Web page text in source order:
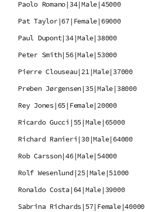
Paolo Romano|34|Male|45000
Pat Taylor|67|Female|69000
Paul Dupont|34|Male|38000
Peter Smith|56|Male|53000
Pierre Clouseau|21|Male|37000
Preben Jørgensen|35|Male|38000
Rey Jones|65|Female|20000
Ricardo Gucci|55|Male|65000
Richard Ranieri|30|Male|64000
Rob Carsson|46|Male|54000
Rolf Wesenlund|25|Male|51000
Ronaldo Costa|64|Male|39000
Sabrina Richards|57|Female|40000